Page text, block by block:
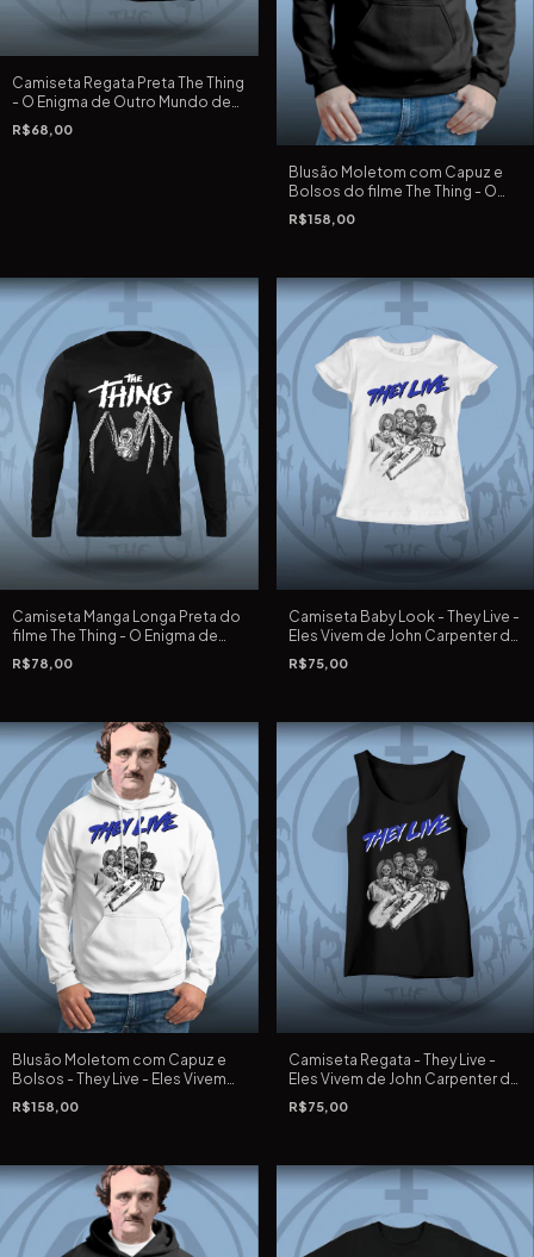
Camiseta Regata Preta The Thing
- O Enigma de Outro Mundo de
John Carpenter
R$68,00
Blusão Moletom com Capuz e
Bolsos do filme The Thing - O
Enigma de Outro Mundo de John
Carpenter
R$158,00
Camiseta Manga Longa Preta do
filme The Thing - O Enigma de
Outro Mundo de John Carpenter
R$78,00
Camiseta Baby Look - They Live -
Eles Vivem de John Carpenter de
1988 - Branca/Clara
R$75,00
Blusão Moletom com Capuz e
Bolsos - They Live - Eles Vivem
de John Carpenter de 1988 -
Branca/Clara
R$158,00
Camiseta Regata - They Live -
Eles Vivem de John Carpenter de
1988
R$75,00